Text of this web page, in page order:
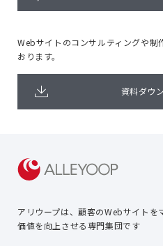
Webサイトのコンサルティングや制
おります。
資料ダウ
アリウープは、顧客のWebサイトを
価値を向上させる専門集団です